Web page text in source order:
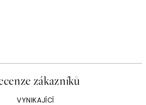
zákazníků
VYNIKAJÍCÍ